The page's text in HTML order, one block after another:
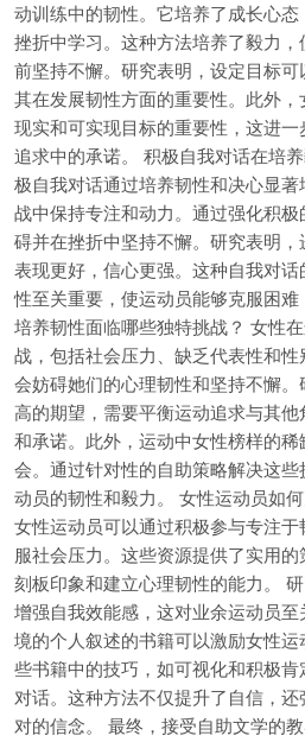
动训练中的韧性。它培养了成长心
挫折中学习。这种方法培养了毅力
前坚持不懈。研究表明，设定目标
其在发展韧性方面的重要性。此外
现实和可实现目标的重要性，这进
追求中的承诺。 积极自我对话在培
极自我对话通过培养韧性和决心显
战中保持专注和动力。通过强化积
碍并在挫折中坚持不懈。研究表明
表现更好，信心更强。这种自我对
性至关重要，使运动员能够克服困
培养韧性面临哪些独特挑战？ 女性
战，包括社会压力、缺乏代表性和
会妨碍她们的心理韧性和坚持不懈
高的期望，需要平衡运动追求与其
和承诺。此外，运动中女性榜样的
会。通过针对性的自助策略解决这
动员的韧性和毅力。 女性运动员如
女性运动员可以通过积极参与专注
服社会压力。这些资源提供了实用
刻板印象和建立心理韧性的能力。
增强自我效能感，这对业余运动员
境的个人叙述的书籍可以激励女性
些书籍中的技巧，如可视化和积极
对话。这种方法不仅提升了自信，
对的信念。 最终，接受自助文学的